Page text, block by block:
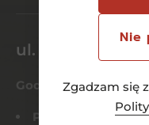
Nie
Zgadzam się z
ul. Dworcowa
Godziny otwarcia
Pn-Czw: 8:00 –